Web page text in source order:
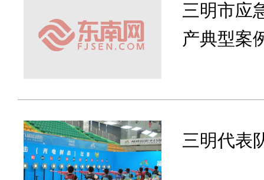
三明市应
产典型案
三明代表